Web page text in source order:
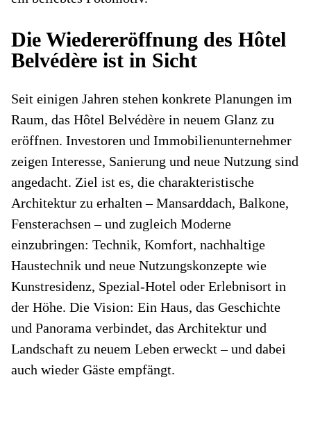
Die Wiedereröffnung des Hôtel
Belvédère ist in Sicht
Seit einigen Jahren stehen konkrete Planungen im
Raum, das Hôtel Belvédère in neuem Glanz zu
eröffnen. Investoren und Immobilienunternehmer
zeigen Interesse, Sanierung und neue Nutzung sind
angedacht. Ziel ist es, die charakteristische
Architektur zu erhalten – Mansarddach, Balkone,
Fensterachsen – und zugleich Moderne
einzubringen: Technik, Komfort, nachhaltige
Haustechnik und neue Nutzungskonzepte wie
Kunstresidenz, Spezial-Hotel oder Erlebnisort in
der Höhe. Die Vision: Ein Haus, das Geschichte
und Panorama verbindet, das Architektur und
Landschaft zu neuem Leben erweckt – und dabei
auch wieder Gäste empfängt.